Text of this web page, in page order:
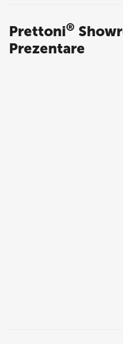
Prettoni®
Prezentare